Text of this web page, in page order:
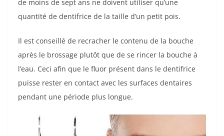
de moins de sept ans ne doivent utiliser qu’une
quantité de dentifrice de la taille d’un petit pois.
Il est conseillé de recracher le contenu de la bouche
après le brossage plutôt que de se rincer la bouche à
l’eau. Ceci afin que le fluor présent dans le dentifrice
puisse rester en contact avec les surfaces dentaires
pendant une période plus longue.